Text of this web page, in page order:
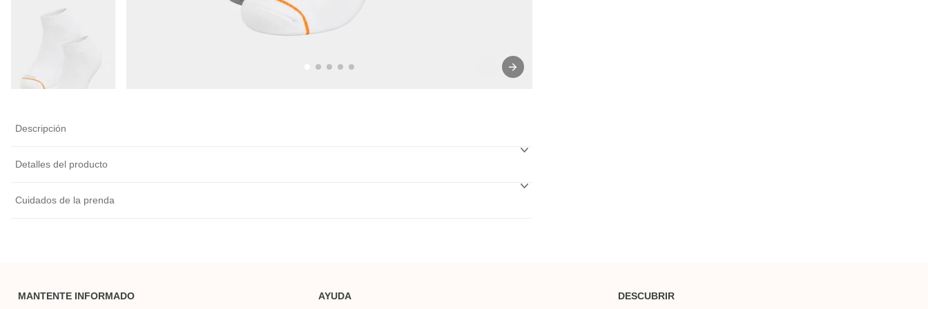
Descripción
Detalles del producto
Cuidados de la prenda
MANTENTE INFORMADO AYUDA DESCUBRIR